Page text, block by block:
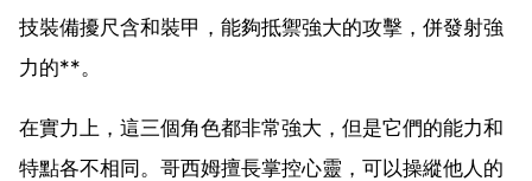
技裝備擾尺含和裝甲，能夠抵禦強大的攻擊，併發射強
力的**。
在實力上，這三個角色都非常強大，但是它們的能力和
特點各不相同。哥西姆擅長掌控心靈，可以操縱他人的